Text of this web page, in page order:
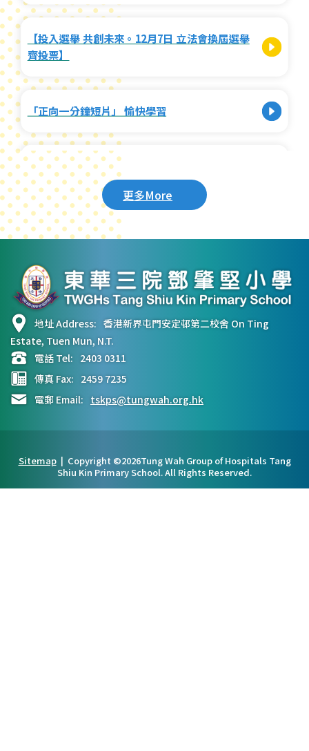
【投入選舉 共創未來。12月7日 立法會換屆選舉
齊投票】
「正向一分鐘短片」 愉快學習
「正向一分鐘短片」 關愛校園
更多More
地址 Address: 香港新界屯門安定邨第二校舍 On Ting
Estate, Tuen Mun, N.T.
電話 Tel: 2403 0311
傳真 Fax: 2459 7235
電郵 Email: tskps@tungwah.org.hk
Sitemap| Copyright ©2026Tung Wah Group of Hospitals Tang
Shiu Kin Primary School. All Rights Reserved.